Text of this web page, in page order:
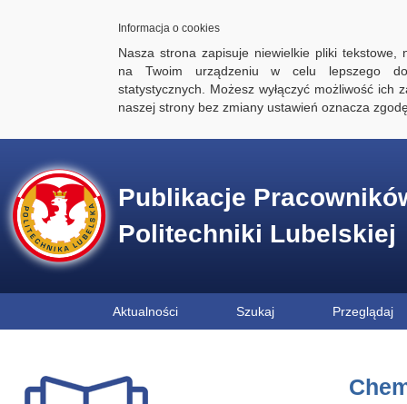
Informacja o cookies
Nasza strona zapisuje niewielkie pliki tekstowe,
na Twoim urządzeniu w celu lepszego
statystycznych. Możesz wyłączyć możliwość ich
naszej strony bez zmiany ustawień oznacza
Publikacje
Politechniki Lubelskiej
Aktualności Szukaj Przeglądaj